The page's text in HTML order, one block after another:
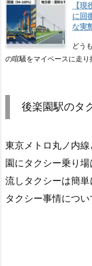
【
に回
な実
どう
の喧騒をマイペースに走り
後楽園駅のタ
東京メトロ丸ノ内
園にタクシー乗り
流しタクシーは簡
タクシー事情につい